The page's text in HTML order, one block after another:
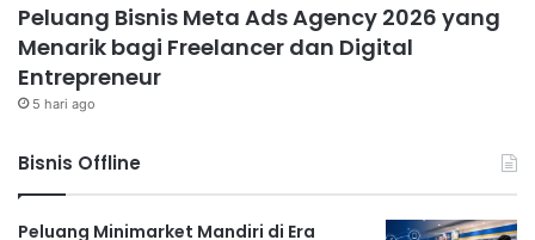
Peluang Bisnis Meta Ads Agency 2026 yang
Menarik bagi Freelancer dan Digital
Entrepreneur
5 hari ago
Bisnis Offline
Peluang Minimarket Mandiri di Era